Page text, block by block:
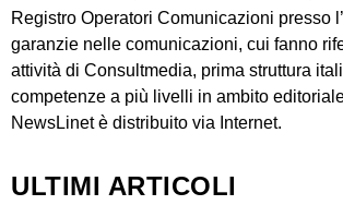
Registro Operatori Comunicazioni presso
garanzie nelle comunicazioni, cui fanno
attività di Consultmedia, prima struttura
competenze a più livelli in ambito
NewsLinet è distribuito via Internet.
ULTIMI ARTICOLI